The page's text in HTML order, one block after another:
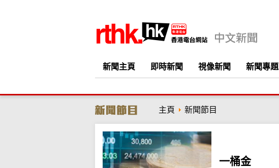
新聞主頁 即時新聞 視像新聞 新聞專題
主頁 新聞節目
一桶金